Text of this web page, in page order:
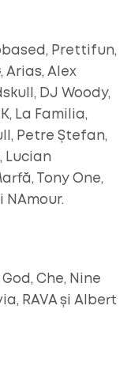
Prettifun,
Arias, Alex
DJ Woody,
La Familia,
Petre Ștefan,
Lucian
Tony One,
NAmour.
Che, Nine
RAVA și Albert